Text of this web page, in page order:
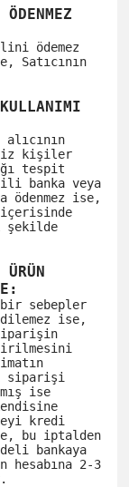
Satıcının
kişiler
tespit
banka veya
ödenmez ise,
içerisinde
şekilde
ise,
siparişi
ise
kredi
bu iptalden
bankaya
hesabına 2-3